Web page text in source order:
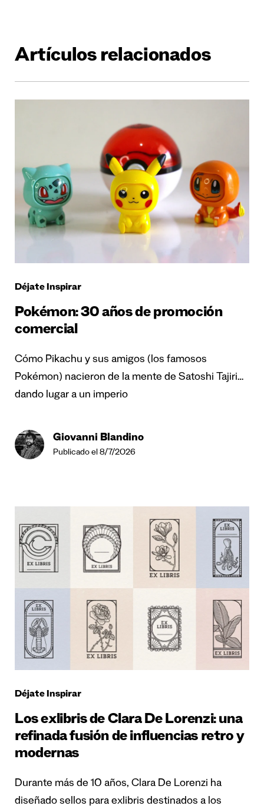
Artículos relacionados
Déjate Inspirar
Pokémon: 30 años de promoción
comercial
Cómo Pikachu y sus amigos (los famosos
Pokémon) nacieron de la mente de Satoshi Tajiri…
dando lugar a un imperio
Giovanni Blandino
Publicado el 8/7/2026
Déjate Inspirar
Los exlibris de Clara De Lorenzi: una
refinada fusión de influencias retro y
modernas
Durante más de 10 años, Clara De Lorenzi ha
diseñado sellos para exlibris destinados a los